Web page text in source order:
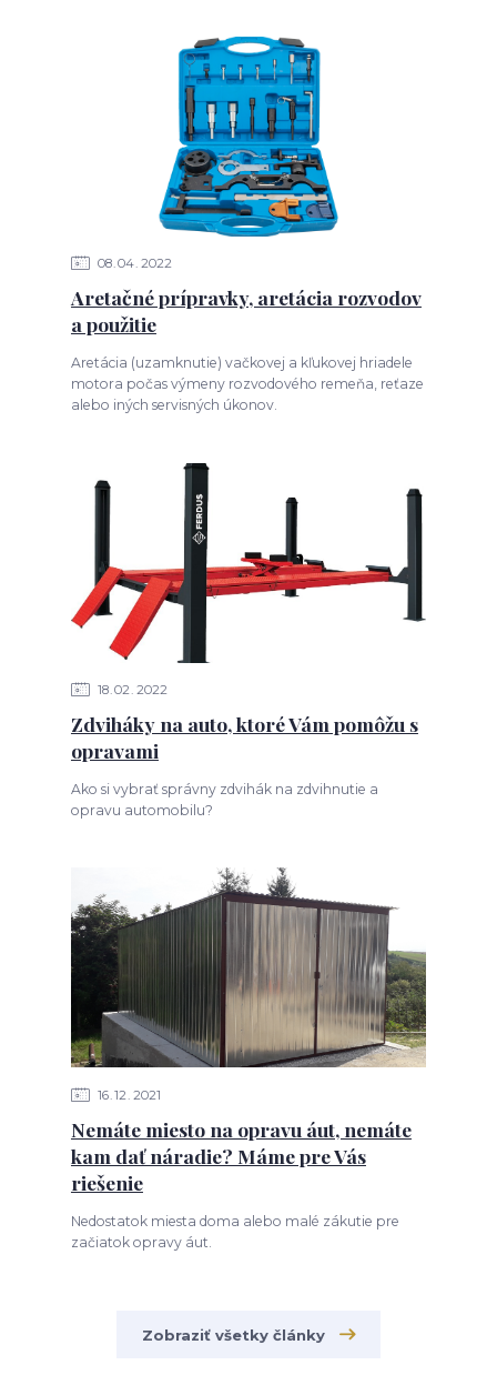
08 04 2022
Aretačné prípravky, aretácia rozvodov
a použitie
Aretácia (uzamknutie) vačkovej a kľukovej hriadele
motora počas výmeny rozvodového remeňa, reťaze
alebo iných servisných úkonov.
18 02 2022
Zdviháky na auto, ktoré Vám pomôžu s
opravami
Ako si vybrať správny zdvihák na zdvihnutie a
opravu automobilu?
16 12 2021
Nemáte miesto na opravu áut, nemáte
kam dať náradie? Máme pre Vás
riešenie
Nedostatok miesta doma alebo malé zákutie pre
začiatok opravy áut.
Zobraziť všetky články